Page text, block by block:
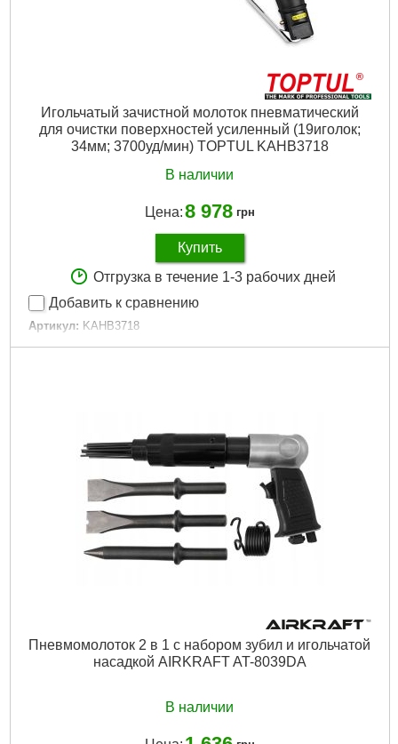
Игольчатый зачистной молоток пневматический
для очистки поверхностей усиленный (19иголок;
34мм; 3700уд/мин) TOPTUL KAHB3718
В наличии
Цена:8 978 грн
Купить
Отгрузка в течение 1-3 рабочих дней
Добавить к сравнению
Артикул: KAHB3718
Код товара: 22.71.04
Ø3x180 мм
330 мм
Подробнее...
Пневмомолоток 2 в 1 с набором зубил и игольчатой
насадкой AIRKRAFT AT-8039DA
В наличии